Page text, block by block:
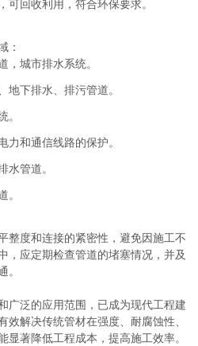
可回收利用，符合环保要求。
：
，城市排水系统。
地下排水、排污管道。
。
力和通信线路的保护。
水管道。
。
整度和连接的紧密性，避免因施工不
，应定期检查管道的堵塞情况，并及
。
广泛的应用范围，已成为现代工程建
效解决传统管材在强度、耐腐蚀性、
显著降低工程成本，提高施工效率。